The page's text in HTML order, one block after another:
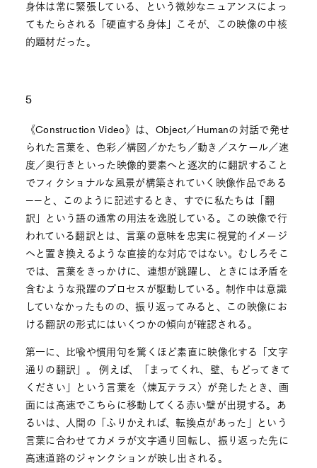
身体は常に緊張している、という微妙なニュアンスによっ
てもたらされる「硬直する身体」こそが、この映像の中核
的題材だった。
5
《Construction Video》は、Object／Humanの対話で発せ
られた言葉を、色彩／構図／かたち／動き／スケール／速
度／奥行きといった映像的要素へと逐次的に翻訳すること
でフィクショナルな風景が構築されていく映像作品である
——と、このように記述するとき、すでに私たちは「翻
訳」という語の通常の用法を逸脱している。この映像で行
われている翻訳とは、言葉の意味を忠実に視覚的イメージ
へと置き換えるような直接的な対応ではない。むしろそこ
では、言葉をきっかけに、連想が跳躍し、ときには矛盾を
含むような飛躍のプロセスが駆動している。制作中は意識
していなかったものの、振り返ってみると、この映像にお
ける翻訳の形式にはいくつかの傾向が確認される。
第一に、比喩や慣用句を驚くほど素直に映像化する「文字
通りの翻訳」。 例えば、「まってくれ、壁、もどってきて
ください」という言葉を〈煉瓦テラス〉が発したとき、画
面には高速でこちらに移動してくる赤い壁が出現する。あ
るいは、人間の「ふりかえれば、転換点があった」という
言葉に合わせてカメラが文字通り回転し、振り返った先に
高速道路のジャンクションが映し出される。